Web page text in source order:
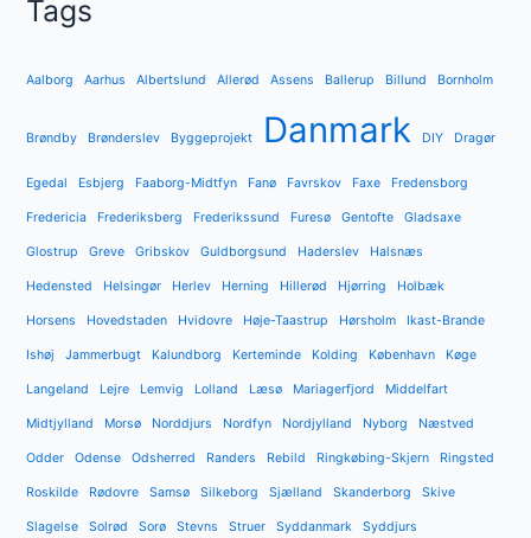
Tags
Aalborg Aarhus Albertslund Allerød Assens Ballerup Billund Bornholm
Brøndby Brønderslev Byggeprojekt Danmark DIY Dragør
Egedal Esbjerg Faaborg-Midtfyn Fanø Favrskov Faxe Fredensborg
Fredericia Frederiksberg Frederikssund Furesø Gentofte Gladsaxe
Glostrup Greve Gribskov Guldborgsund Haderslev Halsnæs
Hedensted Helsingør Herlev Herning Hillerød Hjørring Holbæk
Horsens Hovedstaden Hvidovre Høje-Taastrup Hørsholm Ikast-Brande
Ishøj Jammerbugt Kalundborg Kerteminde Kolding København Køge
Langeland Lejre Lemvig Lolland Læsø Mariagerfjord Middelfart
Midtjylland Morsø Norddjurs Nordfyn Nordjylland Nyborg Næstved
Odder Odense Odsherred Randers Rebild Ringkøbing-Skjern Ringsted
Roskilde Rødovre Samsø Silkeborg Sjælland Skanderborg Skive
Slagelse Solrød Sorø Stevns Struer Syddanmark Syddjurs